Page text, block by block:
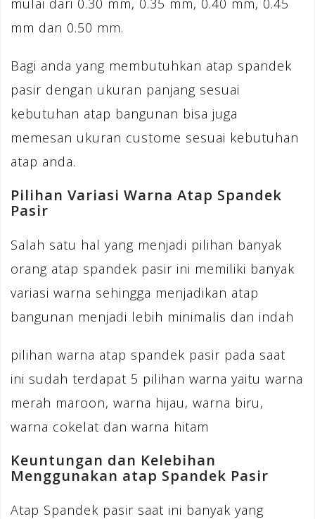
mm dan 0.50 mm.
Bagi anda yang membutuhkan atap spandek
pasir dengan ukuran panjang sesuai
kebutuhan atap bangunan bisa juga
memesan ukuran custome sesuai kebutuhan
atap anda.
Pilihan Variasi Warna Atap Spandek
Pasir
Salah satu hal yang menjadi pilihan banyak
orang atap spandek pasir ini memiliki banyak
variasi warna sehingga menjadikan atap
bangunan menjadi lebih minimalis dan indah
pilihan warna atap spandek pasir pada saat
ini sudah terdapat 5 pilihan warna yaitu warna
merah maroon, warna hijau, warna biru,
warna cokelat dan warna hitam
Keuntungan dan Kelebihan
Menggunakan atap Spandek Pasir
Atap Spandek pasir saat ini banyak yang